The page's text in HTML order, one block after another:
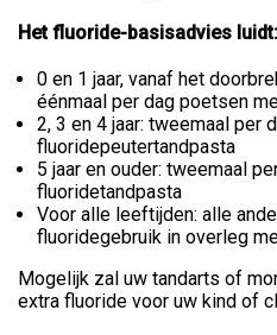
Het fluoride-basisadvies luidt:
0 en 1 jaar, vanaf het
éénmaal per dag poetsen
2, 3 en 4 jaar: tweemaal per
fluoridepeutertandpasta
5 jaar en ouder: tweemaal
fluoridetandpasta
Voor alle leeftijden: alle
fluoridegebruik in overleg
Mogelijk zal uw tandarts of
extra fluoride voor uw kind of